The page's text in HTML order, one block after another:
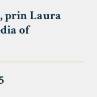
prin Laura
of